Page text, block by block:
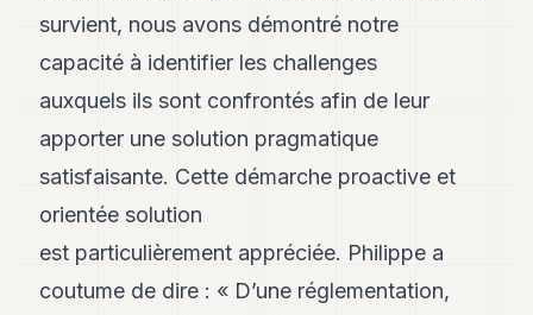
11
Andy
10
Andy
Andy
8
7
Andy
6
Andy
survient, nous avons démontré notre
capacité à identifier les challenges
auxquels ils sont confrontés afin de leur
apporter une solution pragmatique
satisfaisante. Cette démarche proactive et
orientée solution
est particulièrement appréciée. Philippe a
coutume de dire : « D’une réglementation,